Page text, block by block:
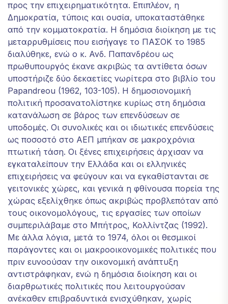
προς την επιχειρηματικότητα. Επιπλέον, η
Δημοκρατία, τύποις και ουσία, υποκαταστάθηκε
από την κομματοκρατία. Η δημόσια διοίκηση με τις
μεταρρυθμίσεις που εισήγαγε το ΠΑΣΟΚ το 1985
διαλύθηκε, ενώ ο κ. Ανδ. Παπανδρέου ως
πρωθυπουργός έκανε ακριβώς τα αντίθετα όσων
υποστήριζε δύο δεκαετίες νωρίτερα στο βιβλίο του
Papandreou (1962, 103-105). Η δημοσιονομική
πολιτική προσανατολίστηκε κυρίως στη δημόσια
κατανάλωση σε βάρος των επενδύσεων σε
υποδομές. Οι συνολικές και οι ιδιωτικές επενδύσεις
ως ποσοστό στο ΑΕΠ μπήκαν σε μακροχρόνια
πτωτική τάση. Οι ξένες επιχειρήσεις άρχισαν να
εγκαταλείπουν την Ελλάδα και οι ελληνικές
επιχειρήσεις να φεύγουν και να εγκαθίστανται σε
γειτονικές χώρες, και γενικά η φθίνουσα πορεία της
χώρας εξελίχθηκε όπως ακριβώς προβλεπόταν από
τους οικονομολόγους, τις εργασίες των οποίων
συμπεριλάβαμε στο Μπήτρος, Κολλίντζας (1992).
Με άλλα λόγια, μετά το 1974, όλοι οι θεσμικοί
παράγοντες και οι μακροοικονομικές πολιτικές που
πριν ευνοούσαν την οικονομική ανάπτυξη
αντιστράφηκαν, ενώ η δημόσια διοίκηση και οι
διαρθρωτικές πολιτικές που λειτουργούσαν
ανέκαθεν επιβραδυντικά ενισχύθηκαν, χωρίς